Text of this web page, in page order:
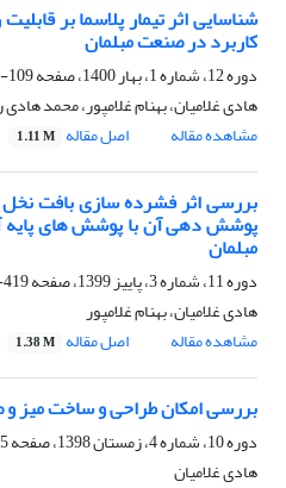
شناسایی اثر تیمار پلاسما بر
کاربرد در صنعت مبلمان
دوره 12، شماره 1، بهار 1400، صفحه
109-120
هادی غلامیان، بهنام غلامپور، محمد
مشاهده مقاله
اصل مقاله 1.11 M
بررسی اثر فشرده سازی بافت
پوشش دهی آن با پوشش های پایه
مبلمان
دوره 11، شماره 3، پاییز 1399، صفحه
419-431
هادی غلامیان، بهنام غلامپور
مشاهده مقاله
اصل مقاله 1.38 M
بررسی امکان طراحی و ساخت میز و
دوره 10، شماره 4، زمستان 1398، صفحه
هادی غلامیان